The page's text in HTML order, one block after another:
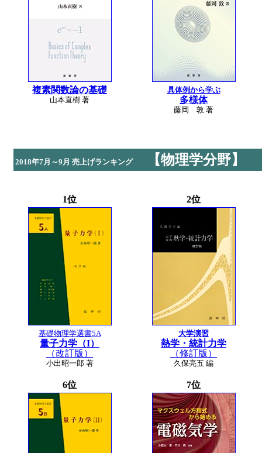
複素関数論の基礎
山本直樹 著
具体例から学ぶ
多様体
藤岡 敦 著
2018年7月～9月 売上げランキング 【物理学分野】
1位
基礎物理学選書5A
量子力学（I）
（改訂版）
小出昭一郎 著
2位
大学演習
熱学・統計力学
（修訂版）
久保亮五 編
6位 7位